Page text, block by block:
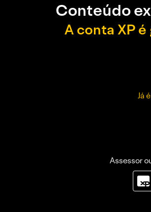
Conteúdo
A conta XP
Já
Assessor